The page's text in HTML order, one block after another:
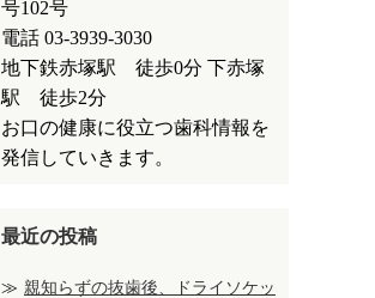
号102号
電話 03-3939-3030
地下鉄赤塚駅 徒歩0分 下赤塚
駅 徒歩2分
お口の健康に役立つ歯科情報を
発信していきます。
最近の投稿
親知らずの抜歯後、ドライソケッ